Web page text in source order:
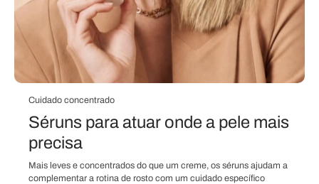
Cuidado concentrado
Séruns para atuar onde a pele mais
precisa
Mais leves e concentrados do que um creme, os séruns ajudam a
complementar a rotina de rosto com um cuidado específico